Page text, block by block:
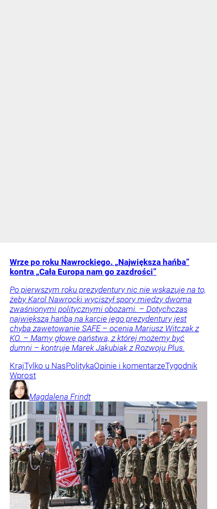
Wrze po roku Nawrockiego. „Największa hańba”
kontra „Cała Europa nam go zazdrości”
Po pierwszym roku prezydentury nic nie wskazuje na to,
żeby Karol Nawrocki wyciszył spory między dwoma
zwaśnionymi politycznymi obozami. – Dotychczas
największą hańbą na karcie jego prezydentury jest
chyba zawetowanie SAFE – ocenia Mariusz Witczak z
KO. – Mamy głowę państwa, z której możemy być
dumni – kontruje Marek Jakubiak z Rozwoju Plus.
KrajTylko u NasPolitykaOpinie i komentarzeTygodnik
Wprost
Magdalena Frindt